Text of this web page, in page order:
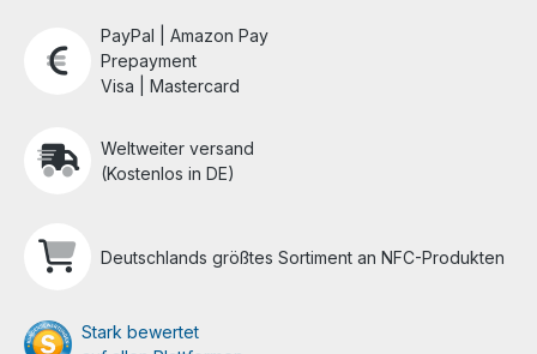
PayPal | Amazon Pay
Prepayment
Visa | Mastercard
Weltweiter versand
(Kostenlos in DE)
Deutschlands größtes Sortiment an NFC-Produkten
Stark bewertet